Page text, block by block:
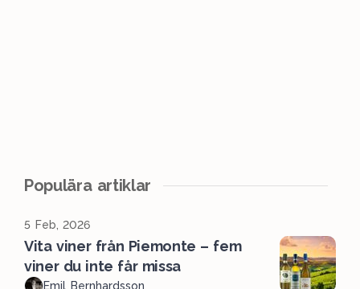
Populära artiklar
5 Feb, 2026
Vita viner från Piemonte – fem
viner du inte får missa
Emil Bernhardsson